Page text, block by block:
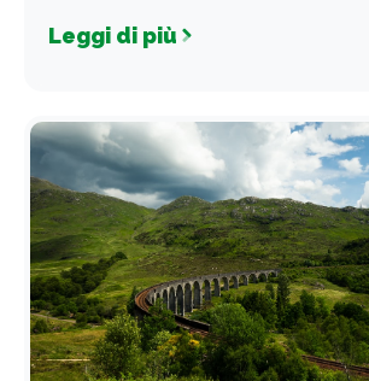
Leggi di più